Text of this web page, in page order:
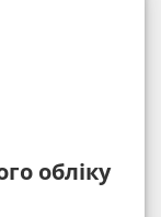
обліку